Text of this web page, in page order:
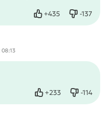
+435
Нравится -137
Не
+233
Нравится -114
Не